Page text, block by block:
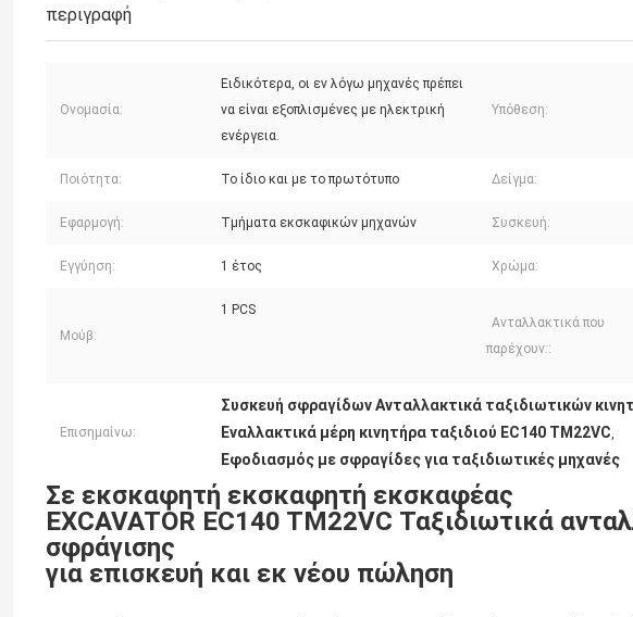
περιγραφή
Ονομασία:
Ειδικότερα, οι εν λόγω μηχανές πρέπει
να είναι εξοπλισμένες με ηλεκτρική
ενέργεια.
Υπόθεση:
Ποιότητα: Το ίδιο και με το πρωτότυπο Δείγμα:
Εφαρμογή: Τμήματα εκσκαφικών μηχανών Συσκευή:
Εγγύηση: 1 έτος Χρώμα:
Μούβ:
1 PCS
Ανταλλακτικά που
παρέχουν::
Επισημαίνω:
Συσκευή σφραγίδων Ανταλλακτικά ταξιδιωτικών
Εναλλακτικά μέρη κινητήρα ταξιδιού EC140 TM22VC
Εφοδιασμός με σφραγίδες για ταξιδιωτικές μηχανές
Σε εκσκαφητή εκσκαφητή εκσκαφέας
EXCAVATOR EC140 TM22VC Ταξιδιωτικά
σφράγισης
για επισκευή και εκ νέου πώληση